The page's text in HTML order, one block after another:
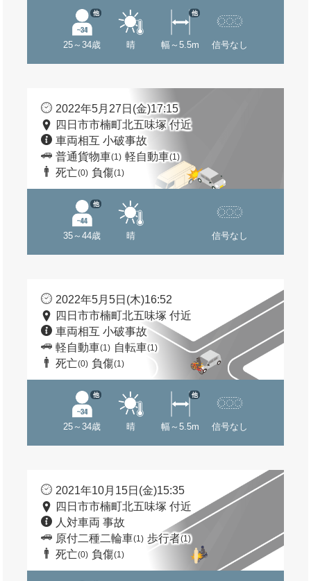
25～34歳
他
晴 幅～5.5m
他
信号なし
2022年5月27日(金)17:15
四日市市楠町北五味塚 付近
車両相互 小破事故
普通貨物車(1) 軽自動車(1)
死亡(0) 負傷(1)
35～44歳
他
晴 信号なし
2022年5月5日(木)16:52
四日市市楠町北五味塚 付近
車両相互 小破事故
軽自動車(1) 自転車(1)
死亡(0) 負傷(1)
25～34歳
他
晴 幅～5.5m
他
信号なし
2021年10月15日(金)15:35
四日市市楠町北五味塚 付近
人対車両 事故
原付二種二輪車(1) 歩行者(1)
死亡(0) 負傷(1)